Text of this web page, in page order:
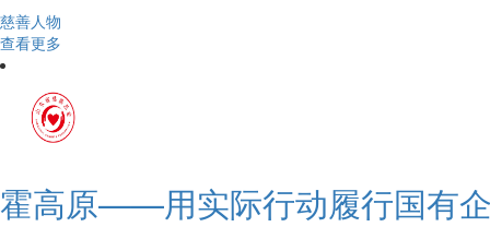
慈善人物
查看更多
霍高原——用实际行动履行国有